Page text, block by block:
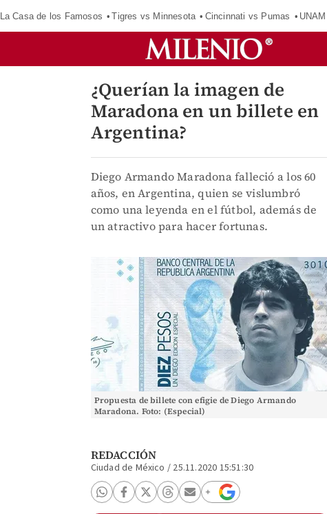
La Casa de los Famosos Tigres vs Minnesota Cincinnati vs Pumas UNAM
¿Querían la imagen de
Maradona en un billete en
Argentina?
Diego Armando Maradona falleció a los 60
años, en Argentina, quien se vislumbró
como una leyenda en el fútbol, además de
un atractivo para hacer fortunas.
Propuesta de billete con efigie de Diego Armando
Maradona. Foto: (Especial)
REDACCIÓN
Ciudad de México / 25.11.2020 15:51:30